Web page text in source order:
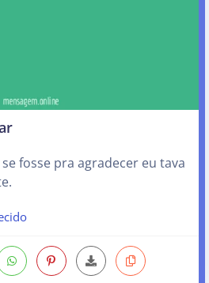
fosse pra agradecer eu tava